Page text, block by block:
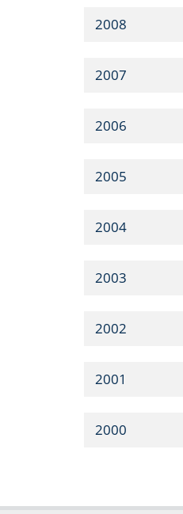
2008
2007
2006
2005
2004
2003
2002
2001
2000